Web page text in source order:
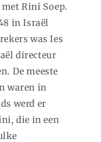
Rini Soep.
in Israël
was Ies
directeur
De meeste
waren in
werd er
die in een